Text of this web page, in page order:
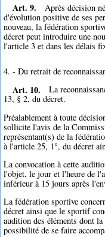
Art. 9.
Après décision
d'évolution positive de ses
nouveau, la fédération
décret peut introduire une
l'article 3 et dans les délais
4. - Du retrait de
Art. 10.
La
13, § 2, du décret.
Préalablement à toute
sollicite l'avis de la
représentant(s) de la
à l'article 25, 1°, du décret
La convocation à cette
l'objet, le jour et l'heure de
inférieur à 15 jours après
La fédération sportive
décret ainsi que le sportif
audition des éléments dont
possibilité de se faire